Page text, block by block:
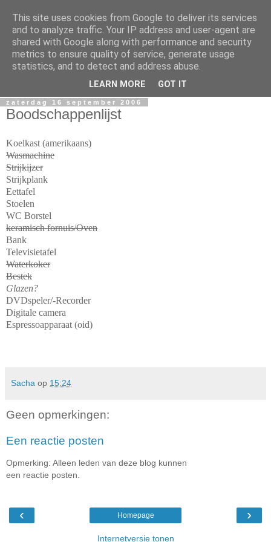
Sacha's
Mijn online dagboek.. Geniet ervan, en laat vooral weten wat
je ervan denkt!
zaterdag 16 september 2006
Boodschappenlijst
Koelkast (amerikaans)
Wasmachine
Strijkijzer
Strijkplank
Eettafel
Stoelen
WC Borstel
keramisch fornuis/Oven
Bank
Televisietafel
Waterkoker
Bestek
Glazen?
DVDspeler/-Recorder
Digitale camera
Espressoapparaat (oid)
Sacha op 15:24
Geen opmerkingen:
Een reactie posten
Opmerking: Alleen leden van deze blog kunnen
een reactie posten.
‹ ›
Homepage
Internetversie tonen
This site uses cookies from Google to deliver its services
and to analyze traffic. Your IP address and user-agent are
shared with Google along with performance and security
metrics to ensure quality of service, generate usage
statistics, and to detect and address abuse.
LEARN MORE GOT IT